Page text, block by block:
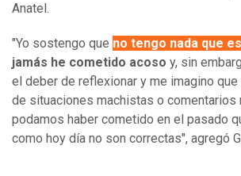
Anatel.
"Yo sostengo que no tengo nada que
jamás he cometido acoso y, sin
el deber de reflexionar y me imagino
de situaciones machistas o comentarios
podamos haber cometido en el pasado
como hoy día no son correctas", agregó